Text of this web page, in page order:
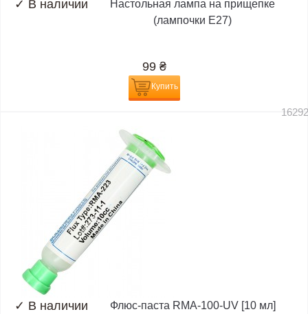
✓ В наличии
Настольная лампа на прищепке
(лампочки E27)
99 ₴
Купить
✓ В наличии
Флюс-паста RMA-100-UV [10 мл]